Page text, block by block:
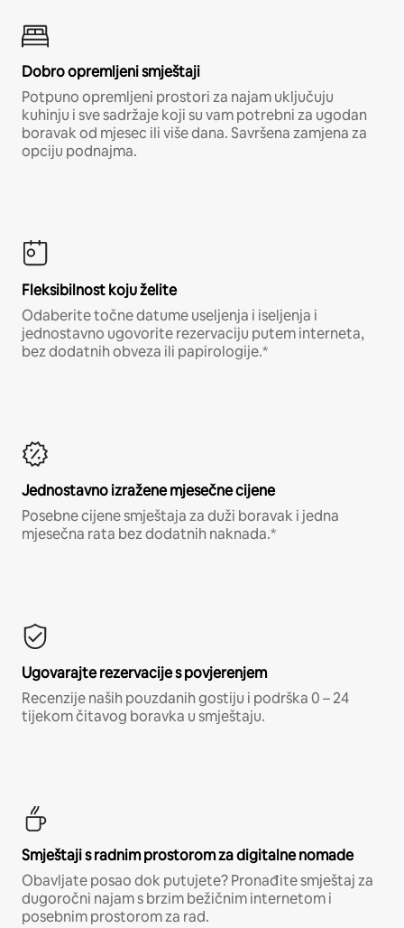
Dobro opremljeni smještaji
Potpuno opremljeni prostori za najam uključuju
kuhinju i sve sadržaje koji su vam potrebni za ugodan
boravak od mjesec ili više dana. Savršena zamjena za
opciju podnajma.
Fleksibilnost koju želite
Odaberite točne datume useljenja i iseljenja i
jednostavno ugovorite rezervaciju putem interneta,
bez dodatnih obveza ili papirologije.*
Jednostavno izražene mjesečne cijene
Posebne cijene smještaja za duži boravak i jedna
mjesečna rata bez dodatnih naknada.*
Ugovarajte rezervacije s povjerenjem
Recenzije naših pouzdanih gostiju i podrška 0 – 24
tijekom čitavog boravka u smještaju.
Smještaji s radnim prostorom za digitalne nomade
Obavljate posao dok putujete? Pronađite smještaj za
dugoročni najam s brzim bežičnim internetom i
posebnim prostorom za rad.